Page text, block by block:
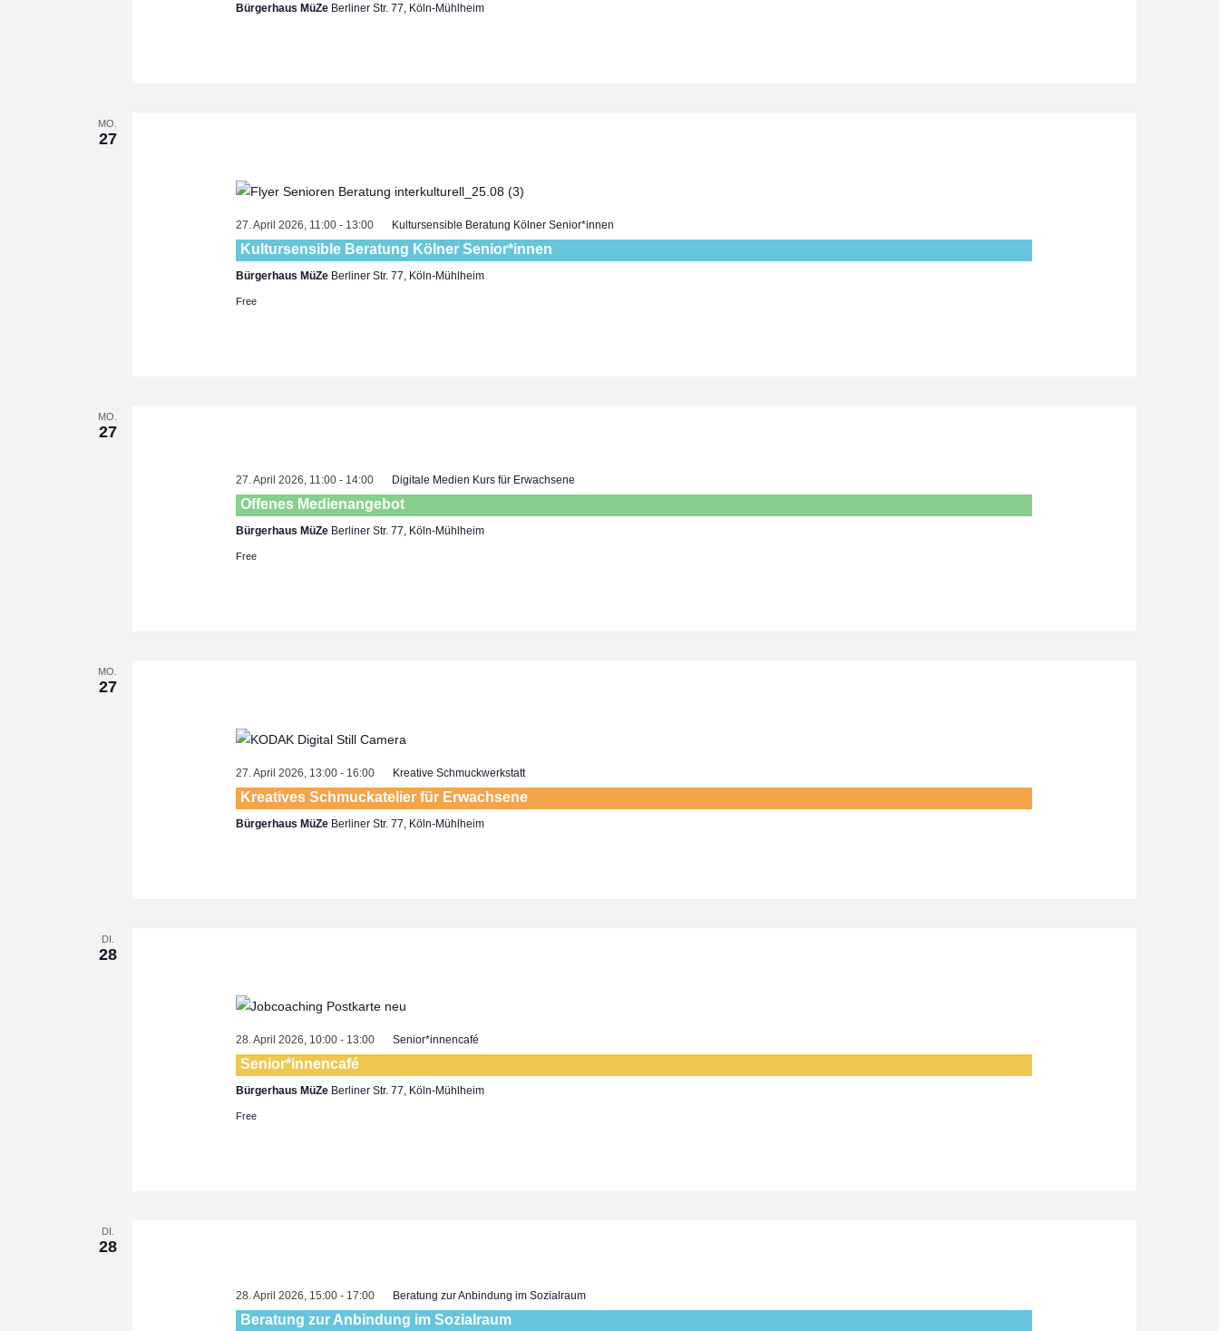
Bürgerhaus MüZe Berliner Str. 77, Köln-Mühlheim
MO.
27
27. April 2026, 11:00- 13:00 Kultursensible Beratung Kölner Senior*innen
Kultursensible Beratung Kölner Senior*innen
Bürgerhaus MüZe Berliner Str. 77, Köln-Mühlheim
Free
MO.
27
27. April 2026, 11:00- 14:00 Digitale Medien Kurs für Erwachsene
Offenes Medienangebot
Bürgerhaus MüZe Berliner Str. 77, Köln-Mühlheim
Free
MO.
27
27. April 2026, 13:00- 16:00 Kreative Schmuckwerkstatt
Kreatives Schmuckatelier für Erwachsene
Bürgerhaus MüZe Berliner Str. 77, Köln-Mühlheim
DI.
28
28. April 2026, 10:00- 13:00 Senior*innencafé
Senior*innencafé
Bürgerhaus MüZe Berliner Str. 77, Köln-Mühlheim
Free
DI.
28
28. April 2026, 15:00- 17:00 Beratung zur Anbindung im Sozialraum
Beratung zur Anbindung im Sozialraum